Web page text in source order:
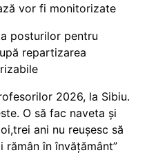
vor fi monitorizate
posturilor pentru
repartizarea
2026, la Sibiu.
O să fac naveta și
ani nu reușesc să
în învățământ”